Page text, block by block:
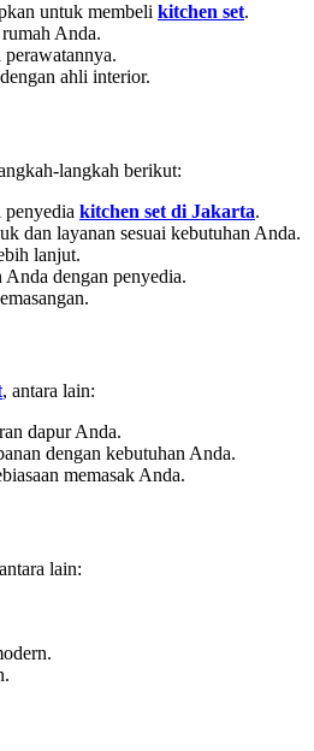
untuk membeli kitchen set.
Anda.
ahli interior.
langkah berikut:
kitchen set di Jakarta.
dan layanan sesuai kebutuhan Anda.
lanjut.
dengan penyedia.
, antara lain:
dapur Anda.
dengan kebutuhan Anda.
memasak Anda.
lain: